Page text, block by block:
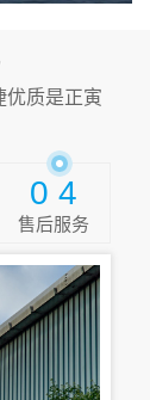
优质是正寅
0 4
售后服务